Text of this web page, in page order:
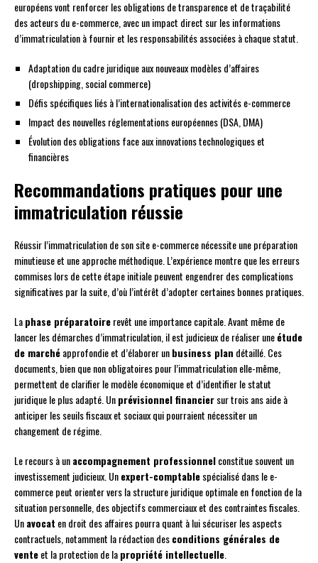
européens vont renforcer les obligations de transparence et de traçabilité
des acteurs du e-commerce, avec un impact direct sur les informations
d’immatriculation à fournir et les responsabilités associées à chaque statut.
Adaptation du cadre juridique aux nouveaux modèles d’affaires
(dropshipping, social commerce)
Défis spécifiques liés à l’internationalisation des activités e-commerce
Impact des nouvelles réglementations européennes (DSA, DMA)
Évolution des obligations face aux innovations technologiques et
financières
Recommandations pratiques pour une
immatriculation réussie
Réussir l’immatriculation de son site e-commerce nécessite une préparation
minutieuse et une approche méthodique. L’expérience montre que les erreurs
commises lors de cette étape initiale peuvent engendrer des complications
significatives par la suite, d’où l’intérêt d’adopter certaines bonnes pratiques.
Laphase préparatoirerevêt une importance capitale. Avant même de
lancer les démarches d’immatriculation, il est judicieux de réaliser uneétude
de marchéapprofondie et d’élaborer unbusiness plan détaillé. Ces
documents, bien que non obligatoires pour l’immatriculation elle-même,
permettent de clarifier le modèle économique et d’identifier le statut
juridique le plus adapté. Unprévisionnel financiersur trois ans aide à
anticiper les seuils fiscaux et sociaux qui pourraient nécessiter un
changement de régime.
Le recours à unaccompagnement professionnelconstitue souvent un
investissement judicieux. Unexpert-comptablespécialisé dans le e-
commerce peut orienter vers la structure juridique optimale en fonction de la
situation personnelle, des objectifs commerciaux et des contraintes fiscales.
Unavocat en droit des affaires pourra quant à lui sécuriser les aspects
contractuels, notamment la rédaction desconditions générales de
venteet la protection de lapropriété intellectuelle.